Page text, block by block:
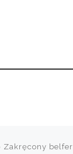
Zakręcony belfer